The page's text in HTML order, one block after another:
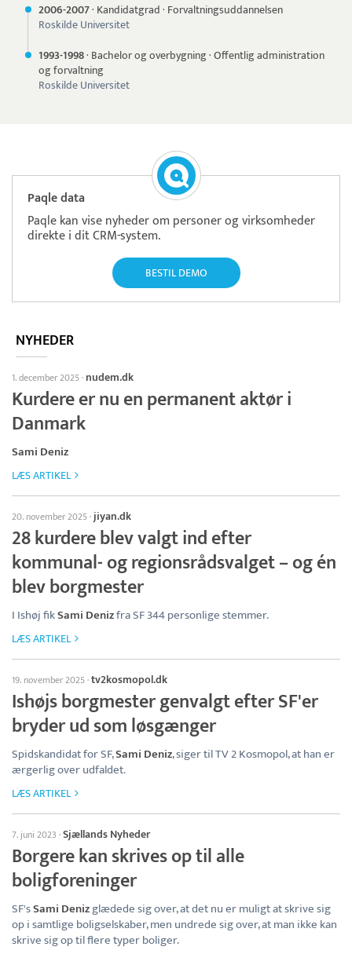
2006-2007· Kandidatgrad· Forvaltningsuddannelsen
Roskilde Universitet
1993-1998· Bachelor og overbygning·Offentlig administration
og forvaltning
Roskilde Universitet
Paqle data
Paqle kan vise nyheder om personer og virksomheder
direkte i dit CRM-system.
BESTIL DEMO
NYHEDER
1. december 2025· nudem.dk
Kurdere er nu en permanent aktør i
Danmark
Sami Deniz
LÆS ARTIKEL
20. november 2025·jiyan.dk
28 kurdere blev valgt ind efter
kommunal- og regionsrådsvalget – og én
blev borgmester
I Ishøj fikSami Denizfra SF 344 personlige stemmer.
LÆS ARTIKEL
19. november 2025·tv2kosmopol.dk
Ishøjs borgmester genvalgt efter SF'er
bryder ud som løsgænger
Spidskandidat for SF,Sami Deniz, siger til TV 2 Kosmopol, at han er
ærgerlig over udfaldet.
LÆS ARTIKEL
7. juni 2023 ·Sjællands Nyheder
Borgere kan skrives op til alle
boligforeninger
SF'sSami Denizglædede sig over, at det nu er muligt at skrive sig
op i samtlige boligselskaber, men undrede sig over, at man ikke kan
skrive sig op til flere typer boliger.